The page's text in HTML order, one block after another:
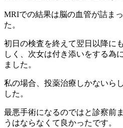
MRIでの結果は脳の血管が詰ま
た。
初日の検査を終えて翌日以降に
しく、次女は付き添いをする為
ました。
私の場合、投薬治療しかないら
した。
最悪手術になるのではと診察前
うはならなくて良かったです。